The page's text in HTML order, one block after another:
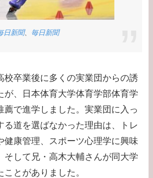
【学歴】宇賀なつみの
ソードまとめ！旦那と
【学歴】小泉孝太郎の
出身大学・高校のエピ
ソードまとめ！弟・三
【学歴】岸井ゆきの大
学・高校のエピソード
まとめ！親は何してる
日新聞、 毎日新聞
校卒業後に多くの実業団からの誘
が、日本体育大学体育学部体育学
薦で進学しました。実業団に入っ
る道を選ばなかった理由は、トレ
健康管理、スポーツ心理学に興味
そして兄・高木大輔さんが同大学
とがありました。